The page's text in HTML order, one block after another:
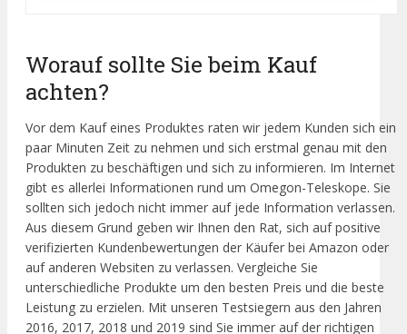
Worauf sollte Sie beim Kauf
achten?
Vor dem Kauf eines Produktes raten wir jedem Kunden sich ein
paar Minuten Zeit zu nehmen und sich erstmal genau mit den
Produkten zu beschäftigen und sich zu informieren. Im Internet
gibt es allerlei Informationen rund um Omegon-Teleskope. Sie
sollten sich jedoch nicht immer auf jede Information verlassen.
Aus diesem Grund geben wir Ihnen den Rat, sich auf positive
verifizierten Kundenbewertungen der Käufer bei Amazon oder
auf anderen Websiten zu verlassen. Vergleiche Sie
unterschiedliche Produkte um den besten Preis und die beste
Leistung zu erzielen. Mit unseren Testsiegern aus den Jahren
2016, 2017, 2018 und 2019 sind Sie immer auf der richtigen